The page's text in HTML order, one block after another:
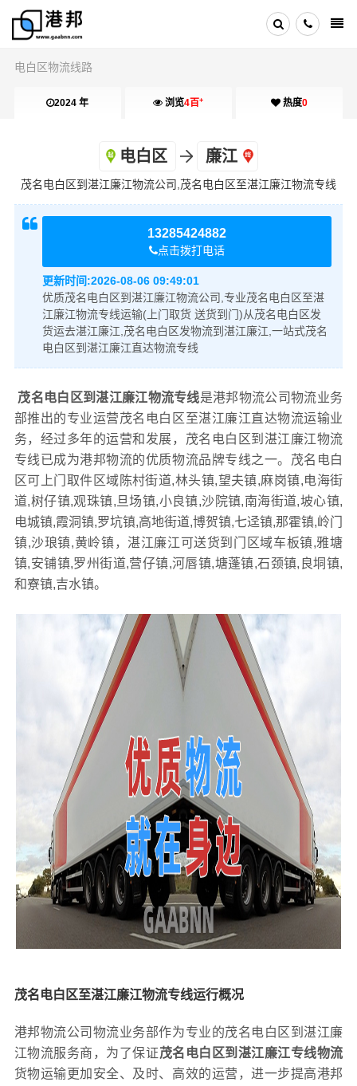
电白区物流线路
2024 年 浏览4百+ 热度0
电白区 廉江
茂名电白区到湛江廉江物流公司,茂名电白区至湛江廉江物流专线
13285424882
点击拨打电话
更新时间:2026-08-06 09:49:01
优质茂名电白区到湛江廉江物流公司,专业茂名电白区至湛
江廉江物流专线运输(上门取货 送货到门)从茂名电白区发
货运去湛江廉江,茂名电白区发物流到湛江廉江,一站式茂名
电白区到湛江廉江直达物流专线
茂名电白区到湛江廉江物流专线是港邦物流公司物流业务
部推出的专业运营茂名电白区至湛江廉江直达物流运输业
务，经过多年的运营和发展，茂名电白区到湛江廉江物流
专线已成为港邦物流的优质物流品牌专线之一。茂名电白
区可上门取件区域陈村街道,林头镇,望夫镇,麻岗镇,电海街
道,树仔镇,观珠镇,旦场镇,小良镇,沙院镇,南海街道,坡心镇,
电城镇,霞洞镇,罗坑镇,高地街道,博贺镇,七迳镇,那霍镇,岭门
镇,沙琅镇,黄岭镇，湛江廉江可送货到门区域车板镇,雅塘
镇,安铺镇,罗州街道,营仔镇,河唇镇,塘蓬镇,石颈镇,良垌镇,
和寮镇,吉水镇。
茂名电白区至湛江廉江物流专线运行概况
港邦物流公司物流业务部作为专业的茂名电白区到湛江廉
江物流服务商，为了保证茂名电白区到湛江廉江专线物流
货物运输更加安全、及时、高效的运营，进一步提高港邦